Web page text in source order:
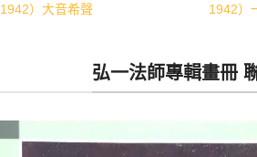
1942）大音希聲
1942）
弘一法師專輯畫冊